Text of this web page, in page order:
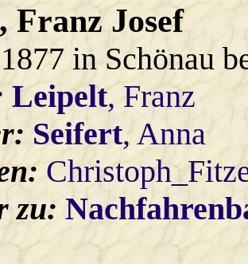
, Franz Josef
in Schönau
Leipelt, Franz
Seifert, Anna
zu: